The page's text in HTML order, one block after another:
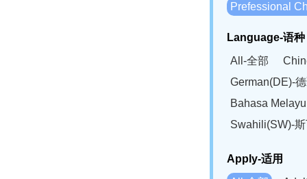
Prefessional
Language-语种
All-全部
German(DE)-
Bahasa
Swahili(SW)-
Apply-适用